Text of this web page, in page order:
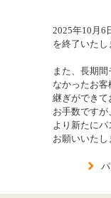
2025年10月6
を終了いたし
また、長期
なかったお客
継ぎができて
お手数ですが
より新たに
お願いいたし